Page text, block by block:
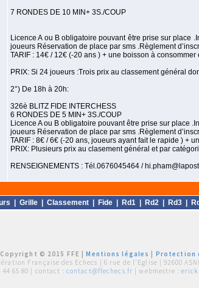
7 RONDES DE 10 MIN+ 3S./COUP
Licence A ou B obligatoire pouvant être prise sur place
joueurs Réservation de place par sms .Règlement
TARIF : 14€ / 12€ (-20 ans ) + une boisson à consommer
PRIX: Si 24 joueurs :Trois prix au classement général
2°) De 18h à 20h:
326è BLITZ FIDE INTERCHESS
6 RONDES DE 5 MIN+ 3S./COUP
Licence A ou B obligatoire pouvant être prise sur place
joueurs Réservation de place par sms .Règlement
TARIF : 8€ / 6€ (-20 ans, joueurs ayant fait le rapide ) +
PRIX: Plusieurs prix au clasement général et par
RENSEIGNEMENTS : Tél.0676045464 /
Grille Classement Fide Rd1 Rd2 Rd3
Copyright © 2015 FFE |Mentions légales
Protection
Française des Echecs | 6 rue de l'Eglise | 92600
44 65 80 | contact : contact@ffechecs.fr | webmestre :